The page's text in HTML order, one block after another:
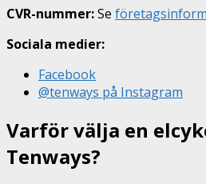
CVR-nummer:Se
Sociala medier:
Facebook
@tenways på Instagram
Varför välja en
Tenways?